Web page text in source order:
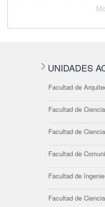
UNIDADES
Facultad de
Facultad de
Facultad de
Facultad de
Facultad de
Facultad de